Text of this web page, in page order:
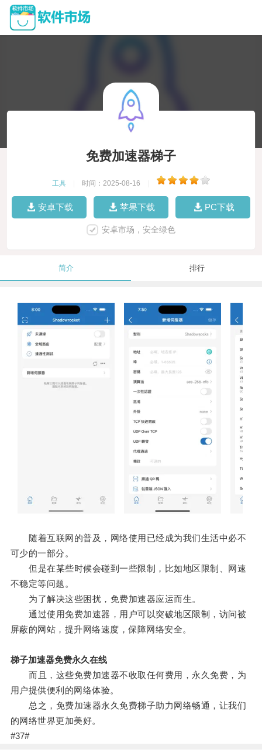
免费加速器梯子
工具 时间：2025-08-16
安卓下载 苹果下载 PC下载
安卓市场，安全绿色
简介 排行
随着互联网的普及，网络使用已经成为我们生活中必不
可少的一部分。
但是在某些时候会碰到一些限制，比如地区限制、网速
不稳定等问题。
为了解决这些困扰，免费加速器应运而生。
通过使用免费加速器，用户可以突破地区限制，访问被
屏蔽的网站，提升网络速度，保障网络安全。
梯子加速器免费永久在线
而且，这些免费加速器不收取任何费用，永久免费，为
用户提供便利的网络体验。
总之，免费加速器永久免费梯子助力网络畅通，让我们
的网络世界更加美好。
#37#